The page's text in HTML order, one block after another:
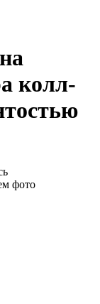
колл-
фото